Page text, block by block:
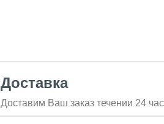
Доставка
Доставим Ваш заказ течении 24